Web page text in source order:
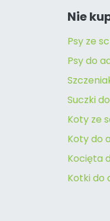
Nie
Psy ze
Psy do
Suczki
Koty ze
Koty do
Kocięta
Kotki do